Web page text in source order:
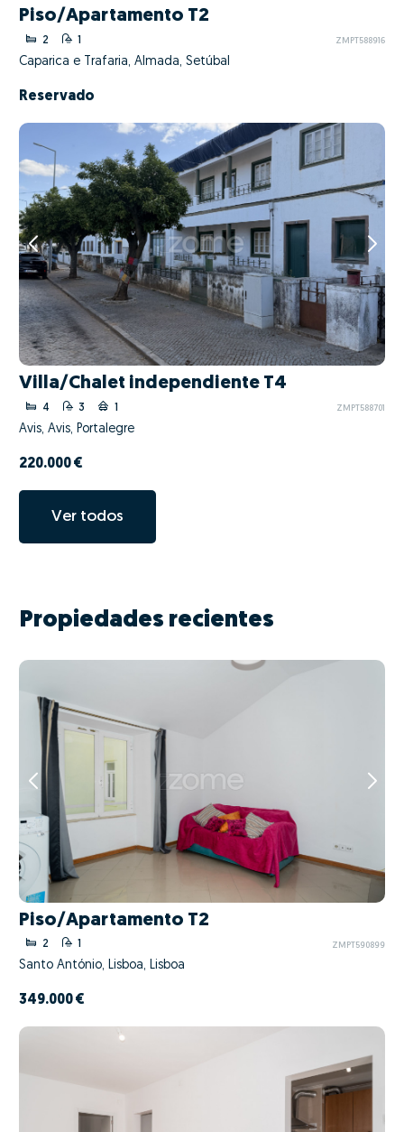
Piso/Apartamento T2
2 1 ZMPT588916
Caparica e Trafaria, Almada, Setúbal
Reservado
Villa/Chalet independiente T4
4 3 1 ZMPT588701
Avis, Avis, Portalegre
220.000 €
Ver todos
Propiedades recientes
Piso/Apartamento T2
2 ZMPT590899
Santo António, Lisboa, Lisboa
349.000 €